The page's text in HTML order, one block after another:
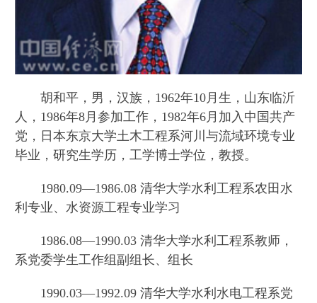
胡和平，男，汉族，1962年10月生，山东临沂
人，1986年8月参加工作，1982年6月加入中国共产
党，日本东京大学土木工程系河川与流域环境专业
毕业，研究生学历，工学博士学位，教授。
1980.09—1986.08 清华大学水利工程系农田水
利专业、水资源工程专业学习
1986.08—1990.03 清华大学水利工程系教师，
系党委学生工作组副组长、组长
1990.03—1992.09 清华大学水利水电工程系党